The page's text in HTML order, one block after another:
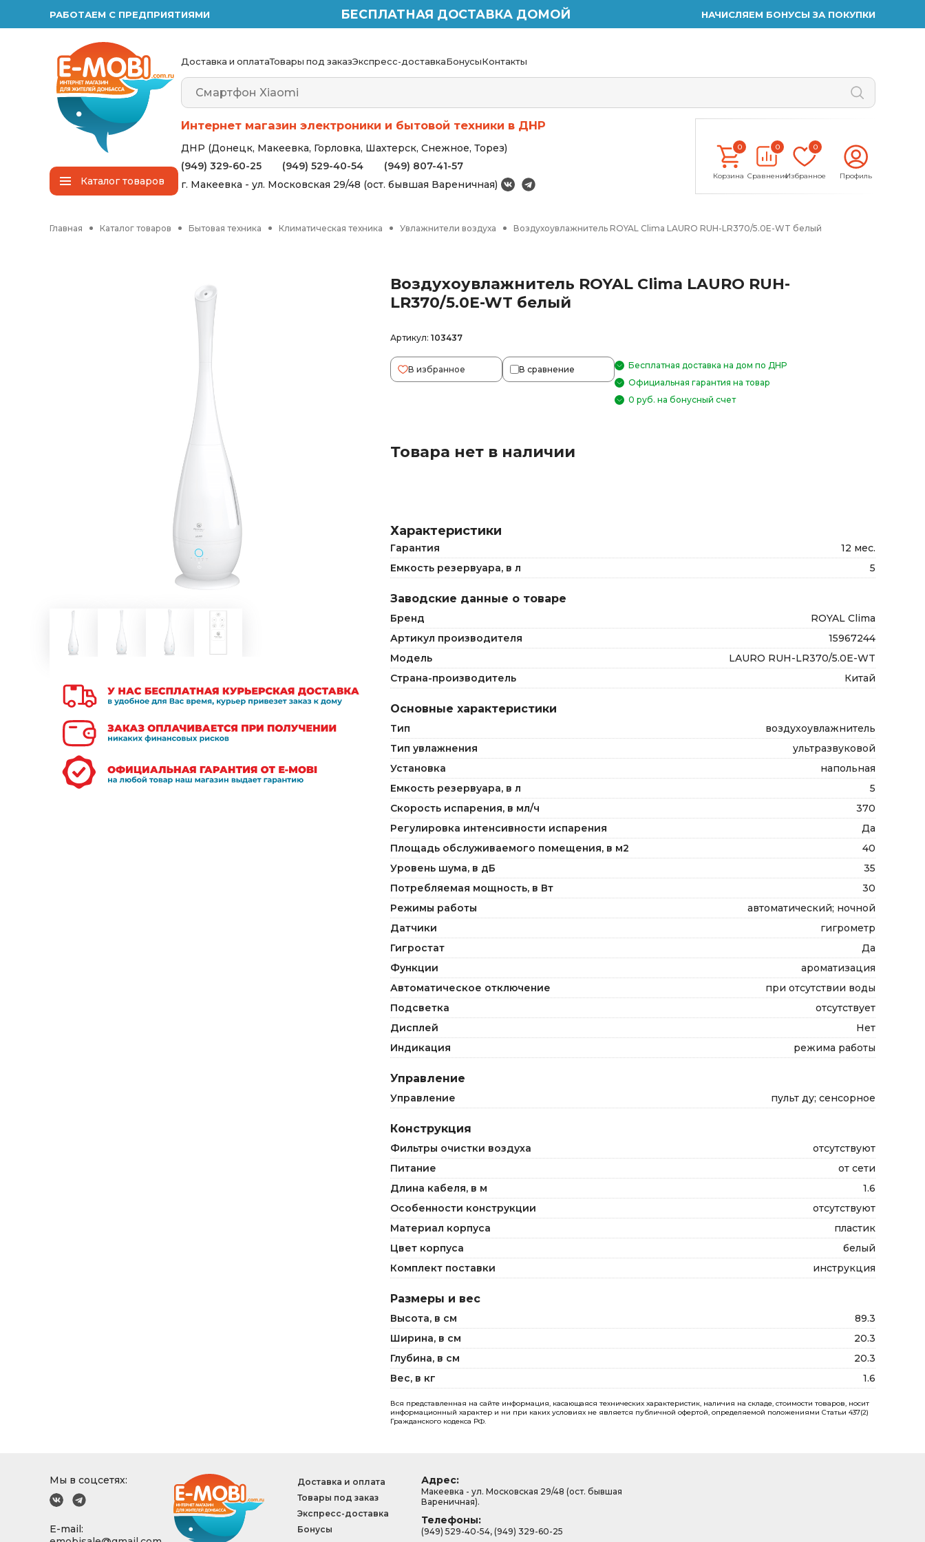
РАБОТАЕМ С ПРЕДПРИЯТИЯМИ БЕСПЛАТНАЯ ДОСТАВКА ДОМОЙ НАЧИСЛЯЕМ БОНУСЫ ЗА ПОКУПКИ
Каталогтоваров
Доставка и оплатаТовары под заказЭкспресс-доставкаБонусыКонтакты
Интернет магазин электроники и бытовой техники в ДНР
ДНР (Донецк, Макеевка, Горловка, Шахтерск, Снежное, Торез)
(949) 329-60-25
(949) 529-40-54
(949) 807-41-57
г. Макеевка - ул. Московская 29/48 (ост. бывшая Вареничная)
0
Корзина
0
Сравнение
0
Избранное Профиль
Главная Каталог товаров Бытовая техника Климатическая техника Увлажнители воздуха Воздухоувлажнитель ROYAL Clima LAURO RUH-LR370/5.0E-WT белый
Воздухоувлажнитель ROYAL Clima LAURO RUH-
LR370/5.0E-WT белый
Артикул: 103437
В избранное В сравнение
Бесплатная доставка на дом по ДНР
Официальная гарантия на товар
0 руб. на бонусный счет
Товара нет в наличии
Характеристики
Гарантия
12 мес.
Емкость резервуара, в л
5
Заводские данные о товаре
Бренд
ROYAL Clima
Артикул производителя
15967244
Модель
LAURO RUH-LR370/5.0E-WT
Страна-производитель
Китай
Основные характеристики
Тип
воздухоувлажнитель
Тип увлажнения
ультразвуковой
Установка
напольная
Емкость резервуара, в л
5
Скорость испарения, в мл/ч
370
Регулировка интенсивности испарения
Да
Площадь обслуживаемого помещения, в м2
40
Уровень шума, в дБ
35
Потребляемая мощность, в Вт
30
Режимы работы
автоматический; ночной
Датчики
гигрометр
Гигростат
Да
Функции
ароматизация
Автоматическое отключение
при отсутствии воды
Подсветка
отсутствует
Дисплей
Нет
Индикация
режима работы
Управление
Управление пульт ду; сенсорное
Конструкция
Фильтры очистки воздуха
отсутствуют
Питание
от сети
Длина кабеля, в м
1.6
Особенности конструкции
отсутствуют
Материал корпуса
пластик
Цвет корпуса
белый
Комплект поставки
инструкция
Размеры и вес
Высота, в см
89.3
Ширина, в см
20.3
Глубина, в см
20.3
Вес, в кг
1.6
Вся представленная на сайте информация, касающаяся технических характеристик, наличия на складе, стоимости товаров, носит
информационный характер и ни при каких условиях не является публичной офертой, определяемой положениями Статьи 437(2)
Гражданского кодекса РФ.
Мы в соцсетях:
E-mail:
Доставка и оплата
Товары под заказ
Экспресс-доставка
Бонусы
Адрес:
Макеевка - ул. Московская 29/48 (ост. бывшая
Вареничная).
Телефоны:
(949) 529-40-54, (949) 329-60-25